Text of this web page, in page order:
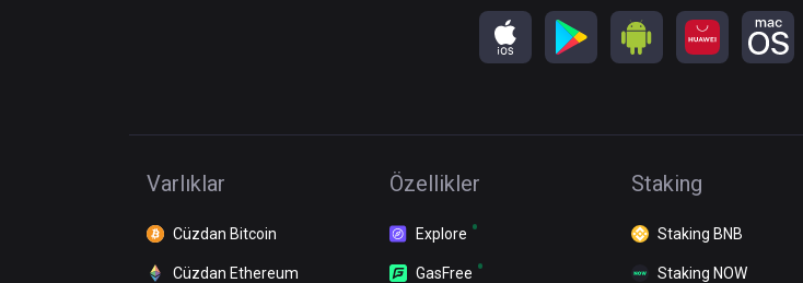
Varlıklar
Cüzdan Bitcoin
Cüzdan Ethereum
Özellikler
Explore
GasFree
Staking
Staking BNB
Staking NOW